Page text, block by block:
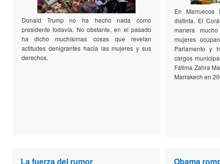
Donald Trump no ha hecho nada como
presidente todavía. No obstante, en el pasado
ha dicho muchísimas cosas que revelan
actitudes denigrantes hacia las mujeres y sus
derechos.
En
distinta. El
manera
mujeres
Parlamento y
cargos
Fátima Zahra
Marrakech en
La fuerza del rumor Obama